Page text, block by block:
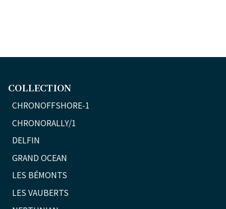
COLLECTION
CHRONOFFSHORE-1
CHRONORALLY/1
DELFIN
GRAND OCEAN
LES BÉMONTS
LES VAUBERTS